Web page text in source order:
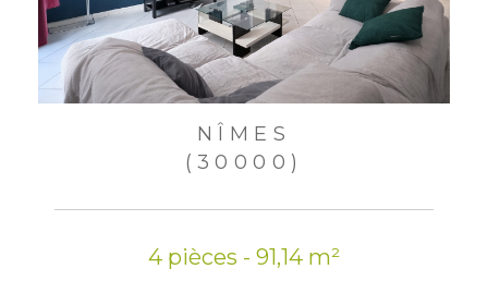
NÎMES
(30000)
4 pièces - 91,14 m²